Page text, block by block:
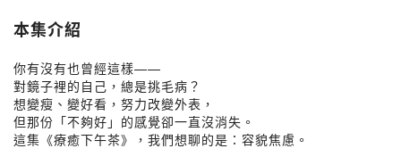
本集介紹
你有沒有也曾經這樣——
對鏡子裡的自己，總是挑毛病？
想變瘦、變好看，努力改變外表，
但那份「不夠好」的感覺卻一直沒消失。
這集《療癒下午茶》，我們想聊的是：容貌焦慮。